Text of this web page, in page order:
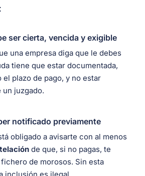
ser cierta, vencida y exigible
una empresa diga que le debes
tiene que estar documentada,
el plazo de pago, y no estar
juzgado.
notificado previamente
obligado a avisarte con al menos
de que, si no pagas, te
de morosos. Sin esta